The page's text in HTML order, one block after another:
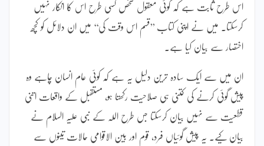
اس طرح ثابت ہے کہ کوئی معقول شخص کسی طرح اس کا انکار نہیں
کرسکتا۔ میں نے اپنی کتاب ’’قسم اس وقت کی‘‘ میں ان دلائل کو کچھ
اختصار سے بیان کیا ہے۔
ان میں سے ایک سادہ ترین دلیل یہ ہے کہ کوئی عام انسان چاہے وہ
پیش گوئی کرنے کی کتنی ہی صلاحیت رکھتا ہو، مستقبل کے واقعات اتنی
قطعیت سے نہیں بیان کرسکتا جس طرح اللہ کے نبی علیہ السلام نے
بیان کیے۔ یہ پیش گوئیاں فرد، قوم اور بین الاقوامی حالات تینوں سے